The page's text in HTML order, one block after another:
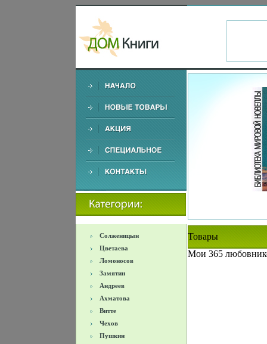
Солженицын
Цветаева
Ломоносов
Замятин
Андреев
Ахматова
Витте
Чехов
Пушкин
Товары
Мои 365